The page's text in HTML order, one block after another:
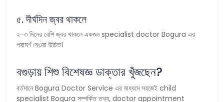
৫. দীর্ঘদিন জ্বর থাকলে
২-৩ দিনের বেশি জ্বর থাকলে একজন specialist doctor Bogura এর
পরামর্শ নেওয়া উচিত।
বগুড়ায় শিশু বিশেষজ্ঞ ডাক্তার খুঁজছেন?
বর্তমানে Bogura Doctor Service এর মাধ্যমে সহজেই child
specialist Bogura সম্পর্কিত তথ্য, doctor appointment